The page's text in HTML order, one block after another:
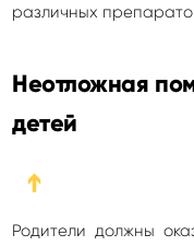
различных
Неотложная
детей
➔
Родители должны